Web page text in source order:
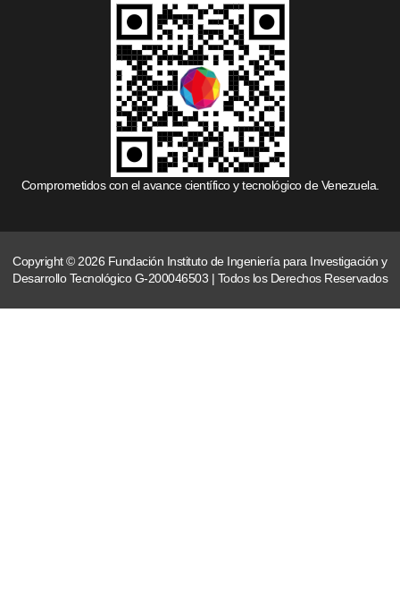
Comprometidos con el avance científico y tecnológico de Venezuela.
Copyright © 2026 Fundación Instituto de Ingeniería para Investigación y
Desarrollo Tecnológico G-200046503 | Todos los Derechos Reservados